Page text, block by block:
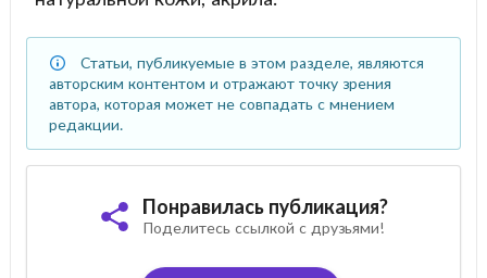
Статьи, публикуемые в этом разделе, являются
авторским контентом и отражают точку зрения
автора, которая может не совпадать с мнением
редакции.
Понравилась публикация?
Поделитесь ссылкой с друзьями!